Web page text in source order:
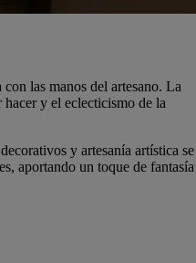
las manos del artesano. La
y el eclecticismo de la
y artesanía artística se
aportando un toque de fantasía